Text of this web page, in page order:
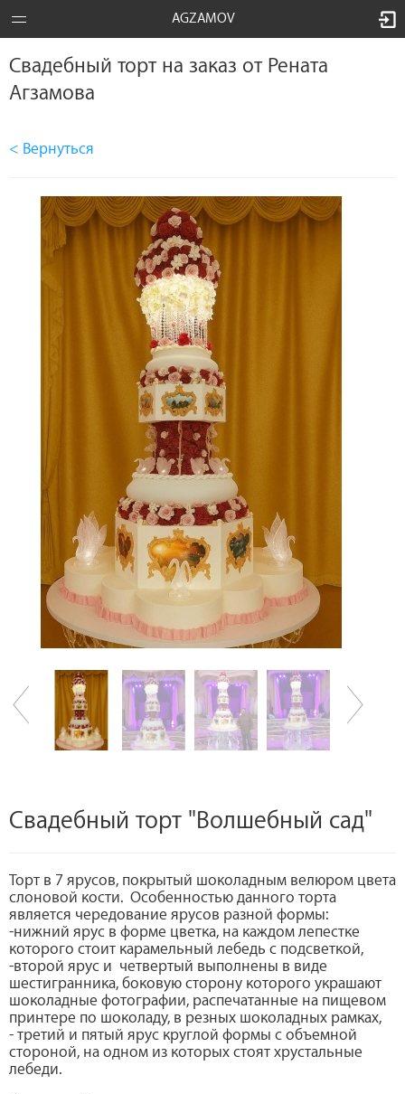
AGZAMOV
Свадебный торт на заказ от Рената
Агзамова
< Вернуться
Свадебный торт "Волшебный сад"
Торт в 7 ярусов, покрытый шоколадным велюром цвета
слоновой кости. Особенностью данного торта
является чередование ярусов разной формы:
-нижний ярус в форме цветка, на каждом лепестке
которого стоит карамельный лебедь с подсветкой,
-второй ярус и четвертый выполнены в виде
шестигранника, боковую сторону которого украшают
шоколадные фотографии, распечатанные на пищевом
принтере по шоколаду, в резных шоколадных рамках,
- третий и пятый ярус круглой формы с объемной
стороной, на одном из которых стоят хрустальные
лебеди.